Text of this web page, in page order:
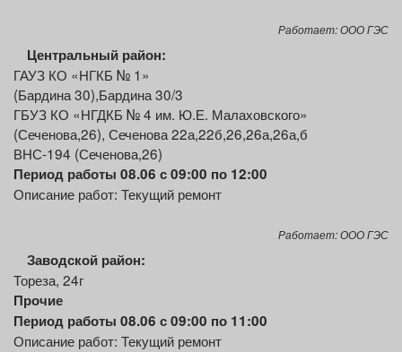
Работает: ООО ГЭС
Центральный район:
ГАУЗ КО «НГКБ № 1»
(Бардина 30),Бардина 30/3
ГБУЗ КО «НГДКБ № 4 им. Ю.Е. Малаховского»
(Сеченова,26), Сеченова 22а,22б,26,26а,26а,б
ВНС-194 (Сеченова,26)
Период работы 08.06 с 09:00 по 12:00
Описание работ: Текущий ремонт
Работает: ООО ГЭС
Заводской район:
Тореза, 24г
Прочие
Период работы 08.06 с 09:00 по 11:00
Описание работ: Текущий ремонт